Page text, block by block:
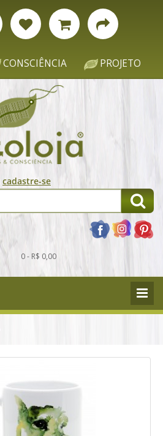
CONSCIÊNCIA PROJETO
cadastre-se
0 - R$ 0,00